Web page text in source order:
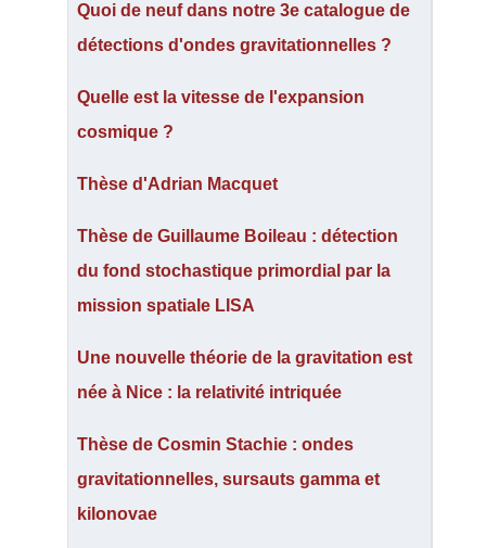
Quoi de neuf dans notre 3e catalogue de
détections d'ondes gravitationnelles ?
Quelle est la vitesse de l'expansion
cosmique ?
Thèse d'Adrian Macquet
Thèse de Guillaume Boileau : détection
du fond stochastique primordial par la
mission spatiale LISA
Une nouvelle théorie de la gravitation est
née à Nice : la relativité intriquée
Thèse de Cosmin Stachie : ondes
gravitationnelles, sursauts gamma et
kilonovae